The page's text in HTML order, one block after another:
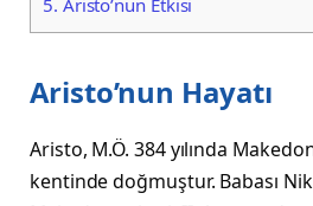
Aristo’nun Hayatı
Aristo, M.Ö. 384 yılında
kentinde doğmuştur. Babası